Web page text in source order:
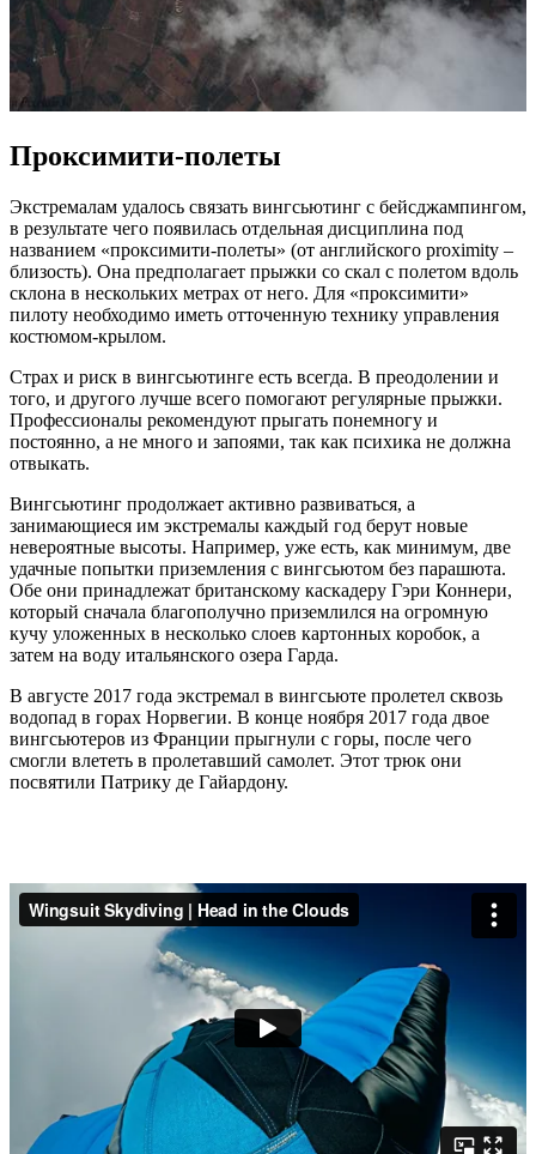
Проксимити-полеты
Экстремалам удалось связать вингсьютинг с бейсджампингом,
в результате чего появилась отдельная дисциплина под
названием «проксимити-полеты» (от английского proximity –
близость). Она предполагает прыжки со скал с полетом вдоль
склона в нескольких метрах от него. Для «проксимити»
пилоту необходимо иметь отточенную технику управления
костюмом-крылом.
Страх и риск в вингсьютинге есть всегда. В преодолении и
того, и другого лучше всего помогают регулярные прыжки.
Профессионалы рекомендуют прыгать понемногу и
постоянно, а не много и запоями, так как психика не должна
отвыкать.
Вингсьютинг продолжает активно развиваться, а
занимающиеся им экстремалы каждый год берут новые
невероятные высоты. Например, уже есть, как минимум, две
удачные попытки приземления с вингсьютом без парашюта.
Обе они принадлежат британскому каскадеру Гэри Коннери,
который сначала благополучно приземлился на огромную
кучу уложенных в несколько слоев картонных коробок, а
затем на воду итальянского озера Гарда.
В августе 2017 года экстремал в вингсьюте пролетел сквозь
водопад в горах Норвегии. В конце ноября 2017 года двое
вингсьютеров из Франции прыгнули с горы, после чего
смогли влететь в пролетавший самолет. Этот трюк они
посвятили Патрику де Гайардону.